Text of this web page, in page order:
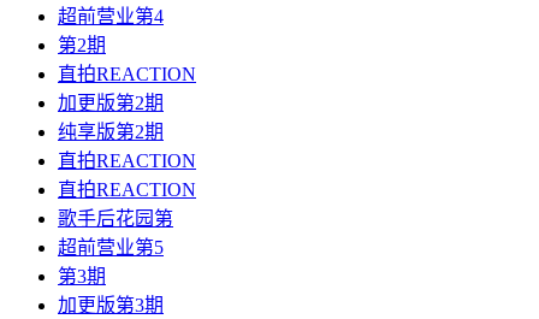
超前营业第4
第2期
直拍REACTION
加更版第2期
纯享版第2期
直拍REACTION
直拍REACTION
歌手后花园第
超前营业第5
第3期
加更版第3期